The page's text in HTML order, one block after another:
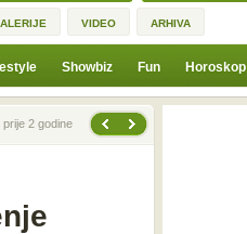
VIDEO ARHIVA
Showbiz Fun Horoskop
prije 2 godine